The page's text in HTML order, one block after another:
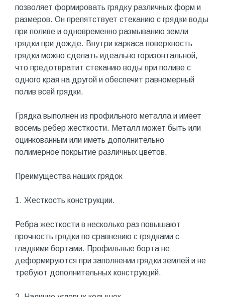
позволяет формировать грядку различных форм и
размеров. Он препятствует стеканию с грядки воды
при поливе и одновременно размыванию земли
грядки при дожде. Внутри каркаса поверхность
грядки можно сделать идеально горизонтальной,
что предотвратит стеканию воды при поливе с
одного края на другой и обеспечит равномерный
полив всей грядки.
Грядка выполнен из профильного металла и имеет
восемь ребер жесткости. Металл может быть или
оцинкованным или иметь дополнительно
полимерное покрытие различных цветов.
Преимущества наших грядок
1. Жесткость конструкции.
Ребра жесткости в несколько раз повышают
прочность грядки по сравнению с грядками с
гладкими бортами. Профильные борта не
деформируются при заполнении грядки землей и не
требуют дополнительных конструкций.